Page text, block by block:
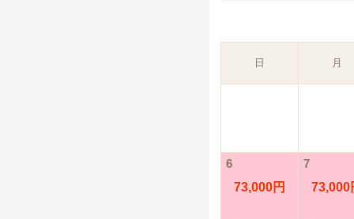
日 月
6
73,000円
7
73,000